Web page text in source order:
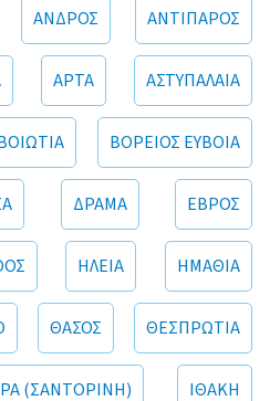
ΑΝΔΡΟΣ ΑΝΤΙΠΑΡΟΣ
ΑΡΤΑ ΑΣΤΥΠΑΛΑΙΑ
ΒΟΡΕΙΟΣ ΕΥΒΟΙΑ
ΔΡΑΜΑ ΕΒΡΟΣ
ΗΛΕΙΑ ΗΜΑΘΙΑ
ΘΑΣΟΣ ΘΕΣΠΡΩΤΙΑ
(ΣΑΝΤΟΡΙΝΗ) ΙΘΑΚΗ